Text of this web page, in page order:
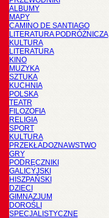
ALBUMY
MAPY
CAMINO DE SANTIAGO
LITERATURA PODRÓŻNICZA
KULTURA
LITERATURA
KINO
MUZYKA
SZTUKA
KUCHNIA
POLSKA
TEATR
FILOZOFIA
RELIGIA
SPORT
KULTURA
PRZEKŁADOZNAWSTWO
GRY
PODRĘCZNIKI
GALICYJSKI
HISZPAŃSKI
DZIECI
GIMNAZJUM
DOROŚLI
SPECJALISTYCZNE